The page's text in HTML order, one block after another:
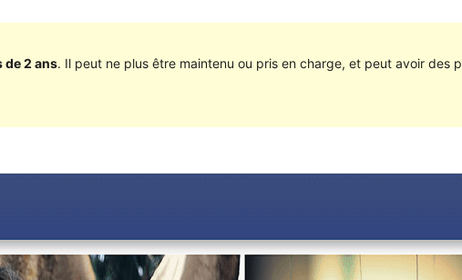
de 2 ans. Il peut ne plus être maintenu ou pris en charge, et peut avoir des
Last